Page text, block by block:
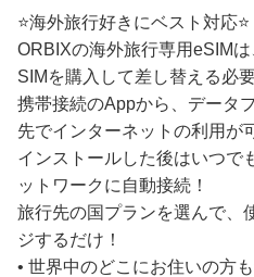
⭐️海外旅行好きにベスト対応⭐️
ORBIXの海外旅行専用eSIM
SIMを購入して差し替える必
携帯接続のAppから、データ
先でインターネットの利用が
インストールした後はいつで
ットワークに自動接続！
旅行先の国プランを選んで、
ジするだけ！
• 世界中のどこにお住いの方